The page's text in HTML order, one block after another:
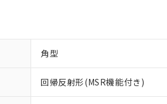
角型
回帰反射形(MSR機能付き)